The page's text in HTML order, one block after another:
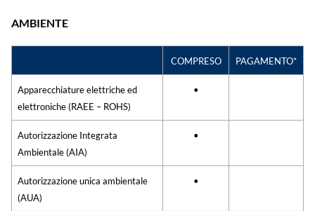
AMBIENTE
COMPRESO PAGAMENTO*
Apparecchiature elettriche ed
elettroniche (RAEE – ROHS)
•
Autorizzazione Integrata
Ambientale (AIA)
•
Autorizzazione unica ambientale
(AUA)
•